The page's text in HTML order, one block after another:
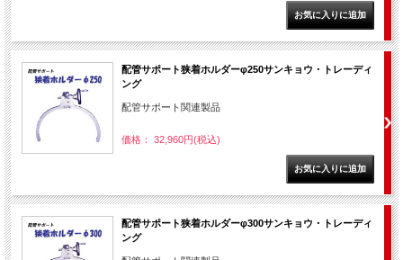
配管サポート狭着ホルダーφ250サンキョウ・トレーディ
ング
配管サポート関連製品
価格： 32,960円(税込)
配管サポート狭着ホルダーφ300サンキョウ・トレーディ
ング